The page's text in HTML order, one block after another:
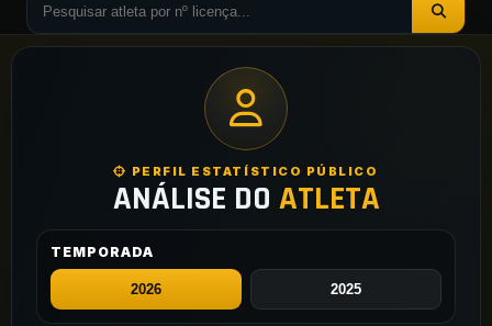
PERFIL ESTATÍSTICO PÚBLICO
ANÁLISE DO ATLETA
TEMPORADA